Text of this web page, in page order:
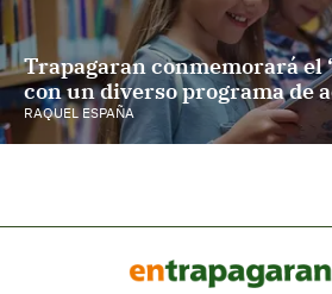
Trapagaran conmemorará el
con un diverso programa de
RAQUEL ESPAÑA